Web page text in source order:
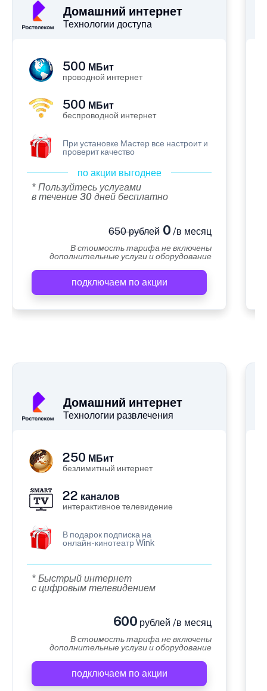
Домашний интернет
Технологии доступа
500 МБит
проводной интернет
500 МБит
беспроводной интернет
При установке Мастер все настроит и
проверит качество
по акции выгоднее
* Пользуйтесь услугами
в течение 30 дней бесплатно
650 рублей0 /в месяц
В стоимость тарифа не включены
дополнительные услуги и оборудование
подключаем по акции
Домашний интернет
Технологии развлечения
250 МБит
безлимитный интернет
22 каналов
интерактивное телевидение
В подарок подписка на
онлайн-кинотеатр Wink
* Быстрый интернет
с цифровым телевидением
600 рублей /в месяц
В стоимость тарифа не включены
дополнительные услуги и оборудование
подключаем по акции